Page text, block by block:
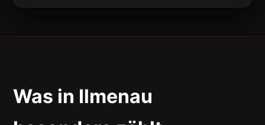
Was in Ilmenau